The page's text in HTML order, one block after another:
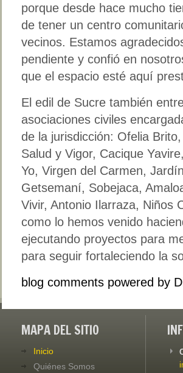
porque desde hace mucho
de tener un centro
vecinos. Estamos
pendiente y confió en
que el espacio esté aquí
El edil de Sucre también
asociaciones civiles
de la jurisdicción: Ofelia
Salud y Vigor, Cacique
Yo, Virgen del Carmen,
Getsemaní, Sobejaca,
Vivir, Antonio Ilarraza, Niños
como lo hemos venido
ejecutando proyectos para
para seguir fortaleciendo la
blog comments powered by
MAPA DEL SITIO
Inicio
Quiénes Somos